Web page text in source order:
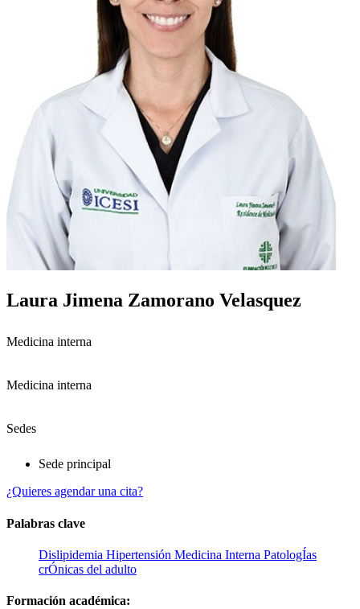
Laura Jimena Zamorano Velasquez
Medicina interna
Medicina interna
Sedes
Sede principal
¿Quieres agendar una cita?
Palabras clave
Dislipidemia Hipertensión Medicina Interna PatologÍas
crÓnicas del adulto
Formación académica: